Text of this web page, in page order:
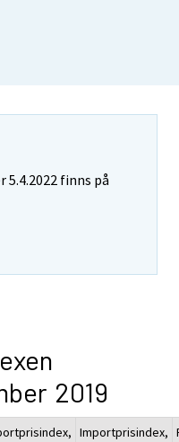
finns på
2019
Importprisindex,